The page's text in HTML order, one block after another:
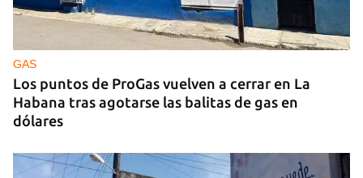
MÚSICA
Un público enamorado de Celia Cruz desafía la
censura en un homenaje en La Habana
GAS
Los puntos de ProGas vuelven a cerrar en La
Habana tras agotarse las balitas de gas en
dólares